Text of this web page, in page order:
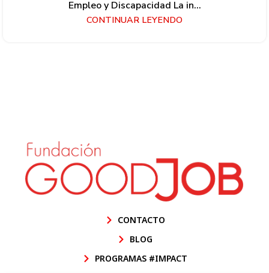
Empleo y Discapacidad La in...
CONTINUAR LEYENDO
CONTACTO
BLOG
PROGRAMAS #IMPACT